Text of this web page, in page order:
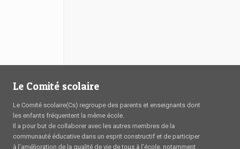
Le Comité scolaire
Le Comité scolaire(Cs) regroupe des parents et enseignants dont
les enfants fréquentent la même école.
Il a pour but de collaborer avec les autres membres de la
communauté éducative dans un esprit constructif et de participer
à l’amélioration de la qualité de vie de tous à l’école, notamment